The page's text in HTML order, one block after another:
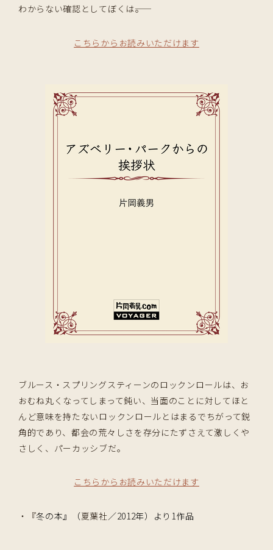
わからない確認としてぼくは――。
こちらからお読みいただけます
ブルース・スプリングスティーンのロックンロールは、お
おむね丸くなってしまって鈍い、当面のことに対してほと
んど意味を持たないロックンロールとはまるでちがって鋭
角的であり、都会の荒々しさを存分にたずさえて激しくや
さしく、パーカッシブだ。
こちらからお読みいただけます
・『冬の本』（夏葉社／2012年）より1作品